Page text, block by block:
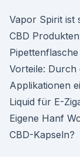
Vapor Spirit ist
CBD
Vorteile: Durch
Applikationen
Liquid für E-
Eigene Hanf
CBD-Kapseln?